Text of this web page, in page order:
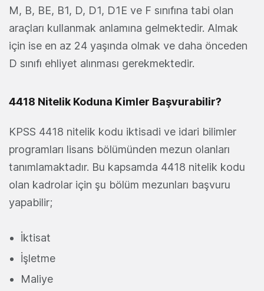
M, B, BE, B1, D, D1, D1E ve F sınıfına tabi olan
araçları kullanmak anlamına gelmektedir. Almak
için ise en az 24 yaşında olmak ve daha önceden
D sınıfı ehliyet alınması gerekmektedir.
4418 Nitelik Koduna Kimler Başvurabilir?
KPSS 4418 nitelik kodu iktisadi ve idari bilimler
programları lisans bölümünden mezun olanları
tanımlamaktadır. Bu kapsamda 4418 nitelik kodu
olan kadrolar için şu bölüm mezunları başvuru
yapabilir;
İktisat
İşletme
Maliye